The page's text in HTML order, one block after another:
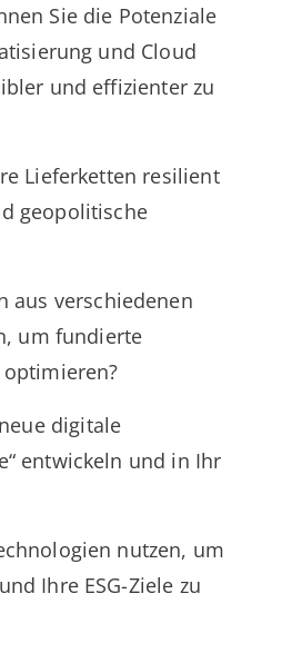
Sie die Potenziale
und Cloud
und effizienter zu
Lieferketten resilient
geopolitische
aus verschiedenen
um fundierte
digitale
entwickeln und in Ihr
nutzen, um
Ihre ESG-Ziele zu